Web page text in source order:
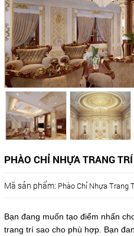
PHÀO CHỈ NHỰA TRANG
Mã sản phẩm: Phào Chỉ Nhựa Trang
Bạn đang muốn tạo điểm nhấn
trang trí sao cho phù hợp. Bạn